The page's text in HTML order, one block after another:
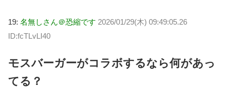
19: 名無しさん＠恐縮です 2026/01/29(木) 09:49:05.26
ID:fcTLvLI40
モスバーガーがコラボするなら何があっ
てる？